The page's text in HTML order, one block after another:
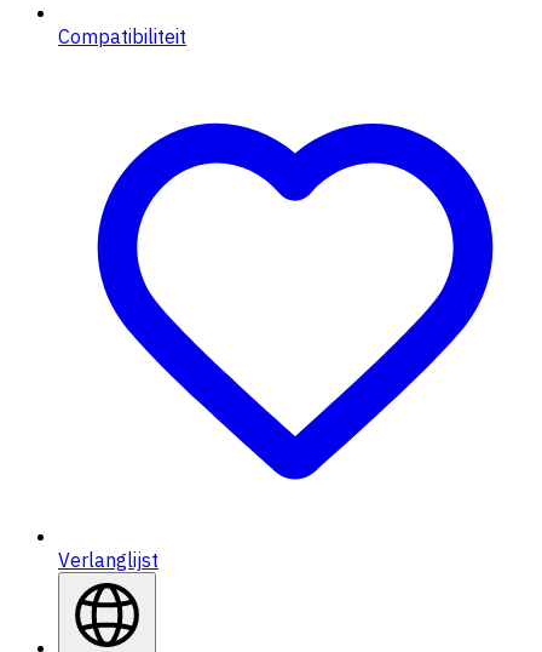
Compatibiliteit
Verlanglijst